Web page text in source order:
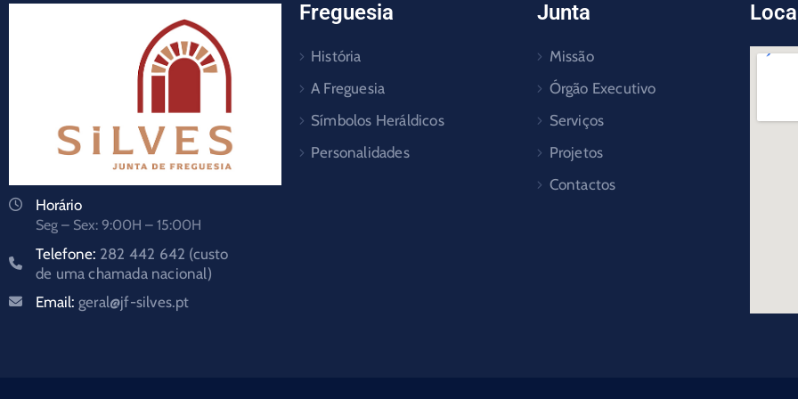
Horário
Seg – Sex: 9:00H – 15:00H
Telefone: 282 442 642 (custo
de uma chamada nacional)
Email: geral@jf-silves.pt
Freguesia
História
A Freguesia
Símbolos Heráldicos
Personalidades
Junta
Missão
Órgão Executivo
Serviços
Projetos
Contactos